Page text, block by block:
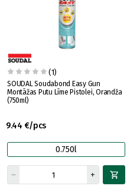
(1)
SOUDAL Soudabond Easy Gun
Montāžas Putu Līme Pistolei, Orandža
(750ml)
9.44 €/pcs
0.750l